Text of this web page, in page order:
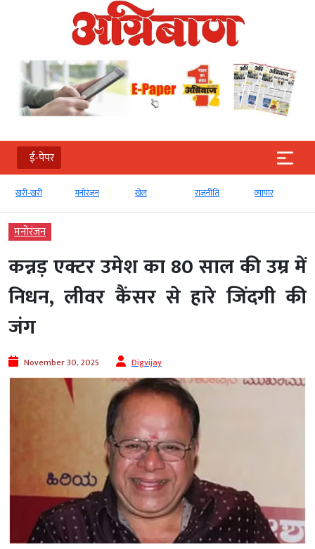
ई-पेपर
खरी-खरी मनोरंजन खेल राजनीति व्‍यापार
मनोरंजन
कन्नड़ एक्टर उमेश का 80 साल की उम्र में
निधन, लीवर कैंसर से हारे जिंदगी की
जंग
November 30, 2025 Digvijay